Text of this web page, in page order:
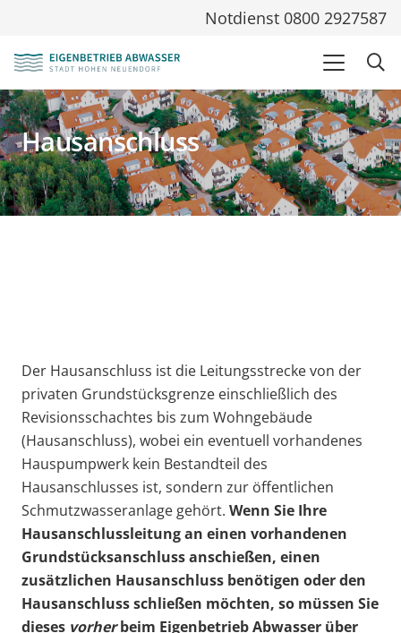
Notdienst 0800 2927587
Hausanschluss
Der Hausanschluss ist die Leitungsstrecke von der
privaten Grundstücksgrenze einschließlich des
Revisionsschachtes bis zum Wohngebäude
(Hausanschluss), wobei ein eventuell vorhandenes
Hauspumpwerk kein Bestandteil des
Hausanschlusses ist, sondern zur öffentlichen
Schmutzwasseranlage gehört. Wenn Sie Ihre
Hausanschlussleitung an einen vorhandenen
Grundstücksanschluss anschießen, einen
zusätzlichen Hausanschluss benötigen oder den
Hausanschluss schließen möchten, so müssen Sie
dieses vorherbeim Eigenbetrieb Abwasser über